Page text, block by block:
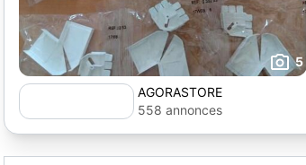
5
AGORASTORE
558 annonces